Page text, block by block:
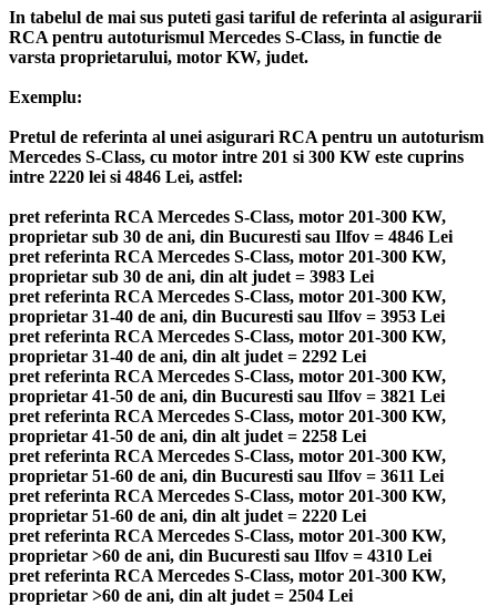
In tabelul de mai sus puteti gasi tariful de referinta al asigurarii
RCA pentru autoturismul Mercedes S-Class, in functie de
varsta proprietarului, motor KW, judet.
Exemplu:
Pretul de referinta al unei asigurari RCA pentru un autoturism
Mercedes S-Class, cu motor intre 201 si 300 KW este cuprins
intre 2220 lei si 4846 Lei, astfel:
pret referinta RCA Mercedes S-Class, motor 201-300 KW,
proprietar sub 30 de ani, din Bucuresti sau Ilfov = 4846 Lei
pret referinta RCA Mercedes S-Class, motor 201-300 KW,
proprietar sub 30 de ani, din alt judet = 3983 Lei
pret referinta RCA Mercedes S-Class, motor 201-300 KW,
proprietar 31-40 de ani, din Bucuresti sau Ilfov = 3953 Lei
pret referinta RCA Mercedes S-Class, motor 201-300 KW,
proprietar 31-40 de ani, din alt judet = 2292 Lei
pret referinta RCA Mercedes S-Class, motor 201-300 KW,
proprietar 41-50 de ani, din Bucuresti sau Ilfov = 3821 Lei
pret referinta RCA Mercedes S-Class, motor 201-300 KW,
proprietar 41-50 de ani, din alt judet = 2258 Lei
pret referinta RCA Mercedes S-Class, motor 201-300 KW,
proprietar 51-60 de ani, din Bucuresti sau Ilfov = 3611 Lei
pret referinta RCA Mercedes S-Class, motor 201-300 KW,
proprietar 51-60 de ani, din alt judet = 2220 Lei
pret referinta RCA Mercedes S-Class, motor 201-300 KW,
proprietar >60 de ani, din Bucuresti sau Ilfov = 4310 Lei
pret referinta RCA Mercedes S-Class, motor 201-300 KW,
proprietar >60 de ani, din alt judet = 2504 Lei